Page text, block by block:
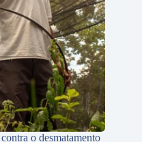
o desmatamento